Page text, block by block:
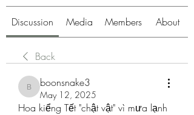
Discussion Media Members About
Back
boonsnake3
boonsnake3
May 12, 2025
Hoa kiểng Tết "chật vật" vì mưa lạnh